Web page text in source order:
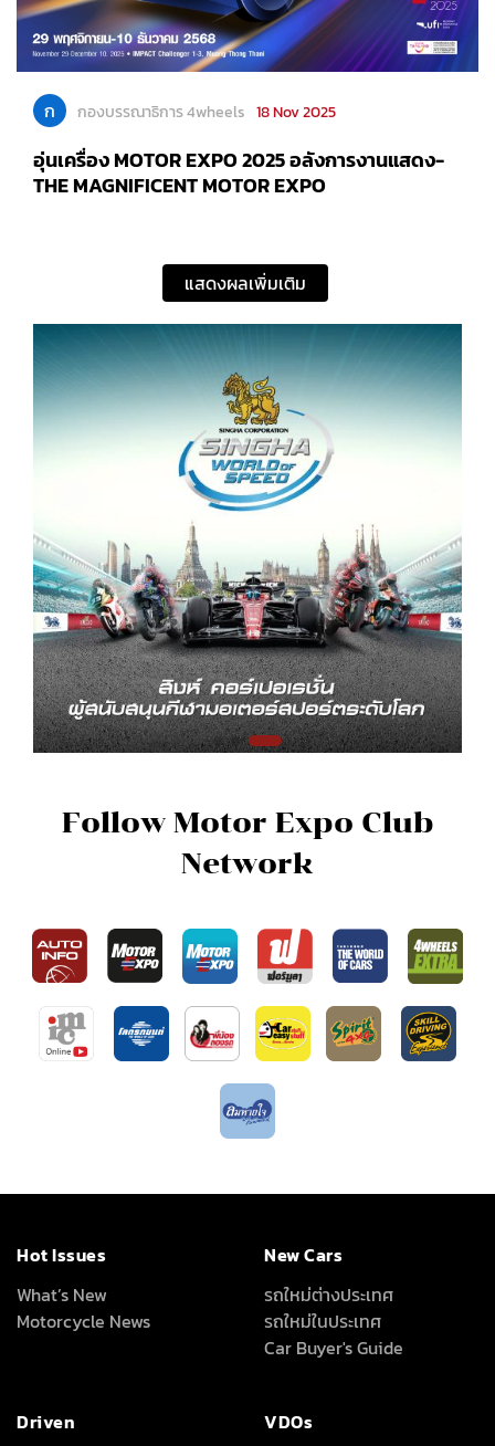
ก กองบรรณาธิการ 4wheels 18 Nov 2025
อุ่นเครื่อง MOTOR EXPO 2025 อลังการงานแสดง-
THE MAGNIFICENT MOTOR EXPO
แสดงผลเพิ่มเติม
Follow Motor Expo Club
Network
Hot Issues
What’s New
Motorcycle News
New Cars
รถใหม่ต่างประเทศ
รถใหม่ในประเทศ
Car Buyer's Guide
Driven
VDOs